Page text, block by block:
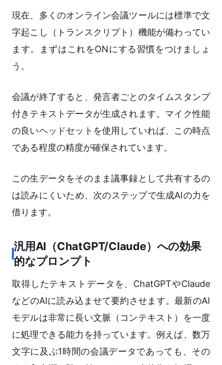
現在、多くのオンライン会議ツールには標準で文
字起こし（トランスクリプト）機能が備わってい
ます。まずはこれをONにする習慣をつけましょ
う。
会議が終了すると、発言者ごとのタイムスタンプ
付きテキストデータが生成されます。マイク性能
の良いヘッドセットを使用していれば、この時点
である程度の精度が確保されています。
この生データをそのまま議事録として共有するの
は読みにくいため、次のステップで生成AIの力を
借ります。
汎用AI（ChatGPT/Claude）への効果
的なプロンプト
取得したテキストデータを、ChatGPTやClaude
などのAIに読み込ませて要約させます。最新のAI
モデルは非常に長い文脈（コンテキスト）を一度
に処理できる能力を持っています。例えば、数万
文字に及ぶ1時間の会議データであっても、その